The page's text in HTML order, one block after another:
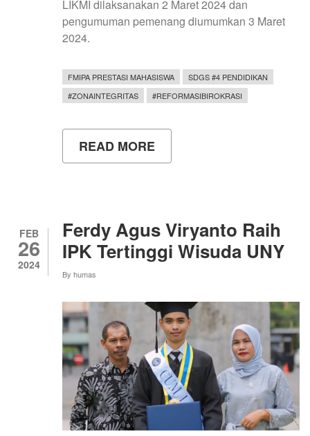
LIKMI dilaksanakan 2 Maret 2024 dan
pengumuman pemenang diumumkan 3 Maret
2024.
FMIPA PRESTASI MAHASISWA
SDGS #4 PENDIDIKAN
#ZONAINTEGRITAS
#REFORMASIBIROKRASI
READ MORE
BERKILAU
FMIPA
UNY
BORONG
JUARA
#3
TAHUN
2024
FEB
26
2024
Ferdy Agus Viryanto Raih
IPK Tertinggi Wisuda UNY
By humas